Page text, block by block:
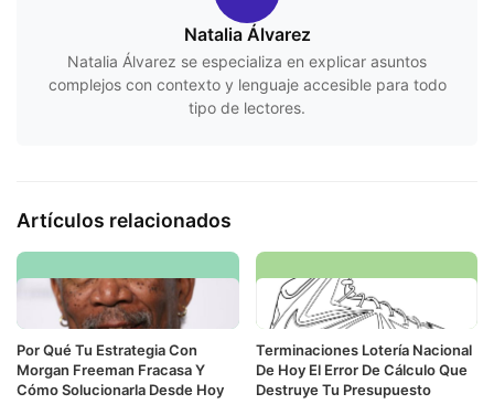
Natalia Álvarez
Natalia Álvarez se especializa en explicar asuntos
complejos con contexto y lenguaje accesible para todo
tipo de lectores.
Artículos relacionados
Por Qué Tu Estrategia Con
Morgan Freeman Fracasa Y
Cómo Solucionarla Desde Hoy
Terminaciones Lotería Nacional
De Hoy El Error De Cálculo Que
Destruye Tu Presupuesto